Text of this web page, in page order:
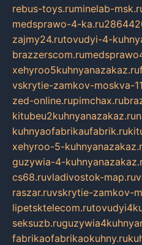
rebus-toys.ruminelab-
medsprawo-4-ka.ru
zajmy24.rutovudyi-4-
brazzerscom.ru
xehyroo5kuhnyanazakaz.ru
vskrytie-zamkov-moskva-
zed-online.rupimchax.ru
kitubeu2kuhnyanazakaz.ru
kuhnyaofabrikaufabrik.ru
xehyroo-5-
guzywia-4-
cs68.ruvladivostok-map.ru
raszar.ruvskrytie-zamkov-
lipetsktelecom.ru
seksuzb.ru
fabrikaofabrikaokuhny.ru